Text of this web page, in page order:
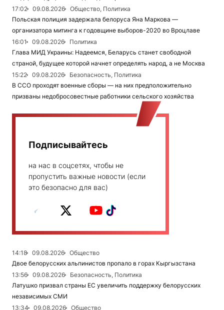
17:02
09.08.2026
Общество, Политика
Польская полиция задержала белоруса Яна Маркова —
организатора митинга к годовщине выборов-2020 во Вроцлаве
16:01
09.08.2026
Политика
Глава МИД Украины: Надеемся, Беларусь станет свободной
страной, будущее которой начнет определять народ, а не Москва
15:22
09.08.2026
Безопасность, Политика
В ССО проходят военные сборы — на них предположительно
призваны недобросовестные работники сельского хозяйства
Подписывайтесь
на нас в соцсетях, чтобы не
пропустить важные новости (если
это безопасно для вас)
14:18 09.08.2026
Общество
Двое белорусских альпинистов пропало в горах Кыргызстана
13:56
09.08.2026
Безопасность, Политика
Латушко призвал страны ЕС увеличить поддержку белорусских
независимых СМИ
13:34
09.08.2026
Общество